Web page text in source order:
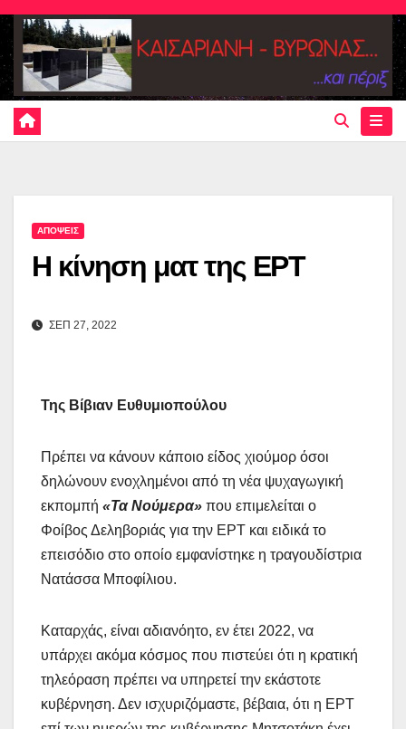
Skip
content
ΑΠΟΨΕΙΣ
Η κίνηση ματ της ΕΡΤ
ΣΕΠ 27, 2022
Της Βίβιαν Ευθυμιοπούλου
Πρέπει να κάνουν κάποιο είδος χιούμορ όσοι
δηλώνουν ενοχλημένοι από τη νέα ψυχαγωγική
εκπομπή «Τα Νούμερα» που επιμελείται ο
Φοίβος Δεληβοριάς για την ΕΡΤ και ειδικά το
επεισόδιο στο οποίο εμφανίστηκε η τραγουδίστρια
Νατάσσα Μποφίλιου.
Καταρχάς, είναι αδιανόητο, εν έτει 2022, να
υπάρχει ακόμα κόσμος που πιστεύει ότι η κρατική
τηλεόραση πρέπει να υπηρετεί την εκάστοτε
κυβέρνηση. Δεν ισχυριζόμαστε, βέβαια, ότι η ΕΡΤ